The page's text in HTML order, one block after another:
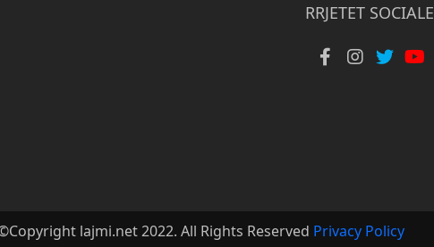
RRJETET SOCIALE
lajmi.net 2022. All Rights Reserved Privacy Policy